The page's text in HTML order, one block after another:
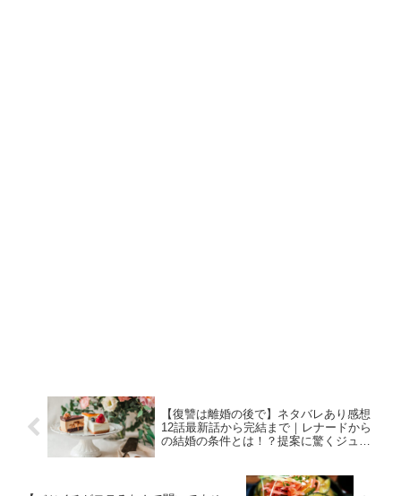
【復讐は離婚の後で】ネタバレあり感想
12話最新話から完結まで｜レナードから
の結婚の条件とは！？提案に驚くジュデ